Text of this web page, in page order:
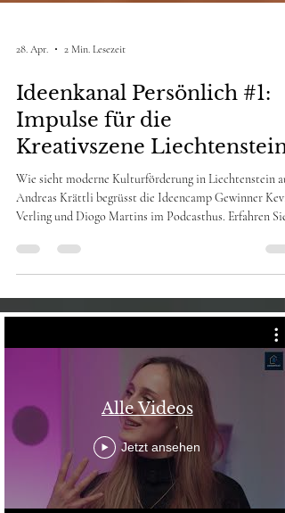
28. Apr. 2 Min. Lesezeit
Ideenkanal Persönlich #1:
Impulse für die
Kreativszene Liechtenstein
Wie sieht moderne Kulturförderung in Liechtenstein
Andreas Krättli begrüsst die Ideencamp Gewinner
und wie die beiden Akteure die regionale Kreativszene
durch Vernetzung und Nachwuchsförderung nachhaltig
Alle Videos
Jetzt ansehen